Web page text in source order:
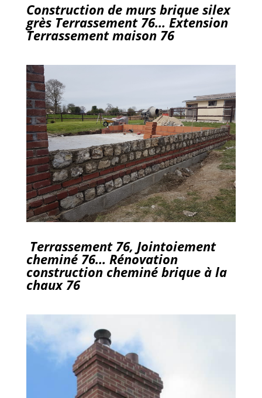
Construction de murs brique silex
grès Terrassement 76… Extension
Terrassement maison 76
Terrassement 76, Jointoiement
cheminé 76… Rénovation
construction cheminé brique à la
chaux 76